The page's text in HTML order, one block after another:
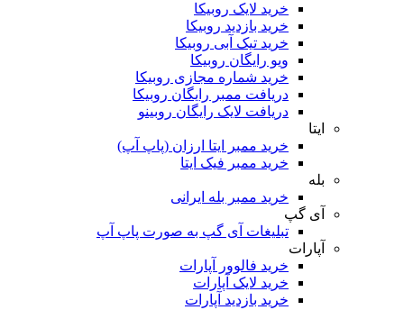
خرید لایک روبیکا
خرید بازدید روبیکا
خرید تیک آبی روبیکا
ویو رایگان روبیکا
خرید شماره مجازی روبیکا
دریافت ممبر رایگان روبیکا
دریافت لایک رایگان روبینو
خرید ممبر ایتا ارزان (پاپ آپ)
خرید ممبر فیک ایتا
خرید ممبر بله ایرانی
آی گپ
تبلیغات آی گپ به صورت پاپ آپ
خرید فالوور آپارات
خرید لایک آپارات
خرید بازدید آپارات